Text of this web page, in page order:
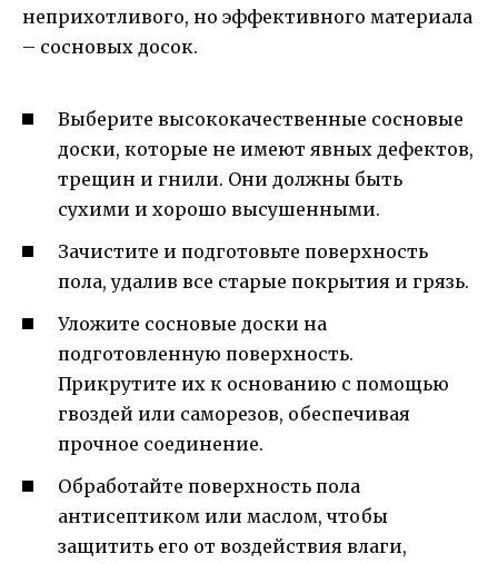
неприхотливого, но эффективного материала
– сосновых досок.
Выберите высококачественные сосновые
доски, которые не имеют явных дефектов,
трещин и гнили. Они должны быть
сухими и хорошо высушенными.
Зачистите и подготовьте поверхность
пола, удалив все старые покрытия и грязь.
Уложите сосновые доски на
подготовленную поверхность.
Прикрутите их к основанию с помощью
гвоздей или саморезов, обеспечивая
прочное соединение.
Обработайте поверхность пола
антисептиком или маслом, чтобы
защитить его от воздействия влаги,